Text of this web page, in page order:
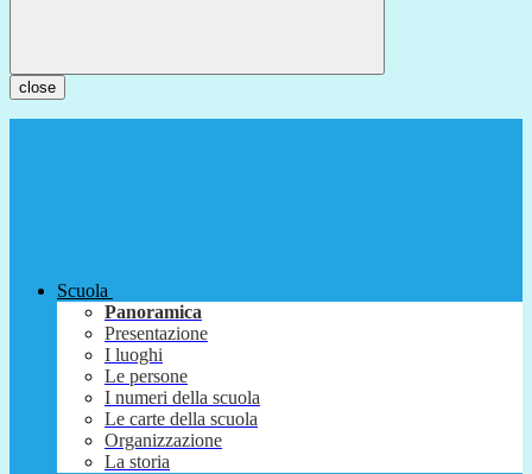
close
Scuola
Panoramica
Presentazione
I luoghi
Le persone
I numeri della scuola
Le carte della scuola
Organizzazione
La storia